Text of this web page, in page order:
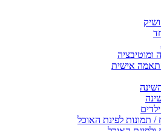
ומוטיבציה
אישית
תמונות לפינת האוכל